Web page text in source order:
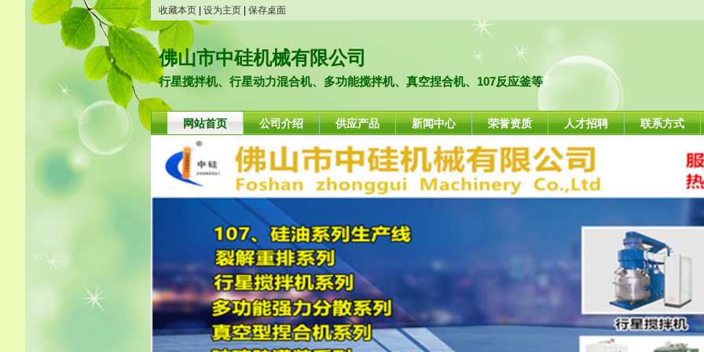
收藏本页 设为主页 保存桌面
佛山市中硅机械有限公司
行星搅拌机、行星动力混合机、多功能搅拌机、真空捏合机、107反应釜等
网站首页 公司介绍 供应产品 新闻中心 荣誉资质 人才招聘 联系方式